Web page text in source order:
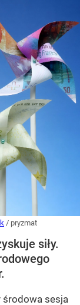
/ pryzmat
siły.
środowa sesja